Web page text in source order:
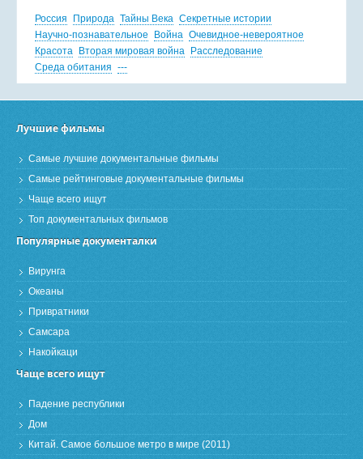
Россия Природа Тайны Века Секретные истории
Научно-познавательное
Война Очевидное-невероятное
Красота
Вторая мировая война
Расследование
Среда обитания ---
Лучшие фильмы
Самые лучшие документальные фильмы
Самые рейтинговые документальные фильмы
Чаще всего ищут
Топ документальных фильмов
Популярные документалки
Вирунга
Океаны
Привратники
Самсара
Накойкаци
Чаще всего ищут
Падение республики
Дом
Китай. Самое большое метро в мире (2011)